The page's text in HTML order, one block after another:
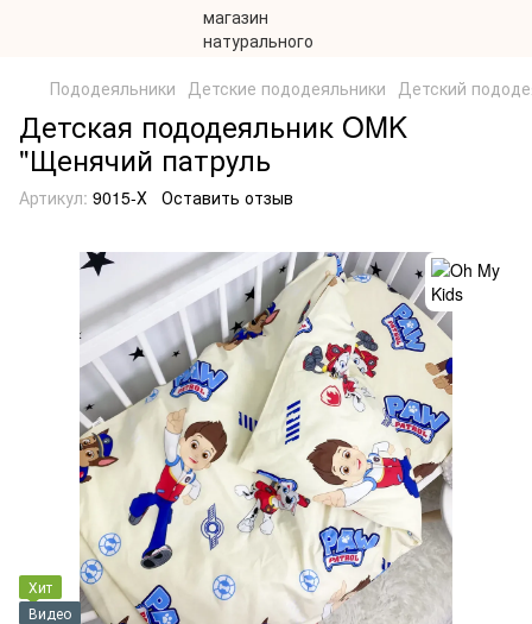
Пододеяльники Детские пододеяльники Детский
Детская пододеяльник OMK
"Щенячий патруль
Артикул: 9015-Х Оставить отзыв
Хит
Видео